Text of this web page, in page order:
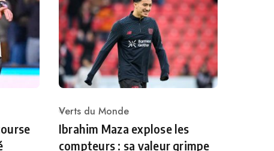
Category
Verts du Monde
Ibrahim Maza explose les
compteurs : sa valeur grimpe